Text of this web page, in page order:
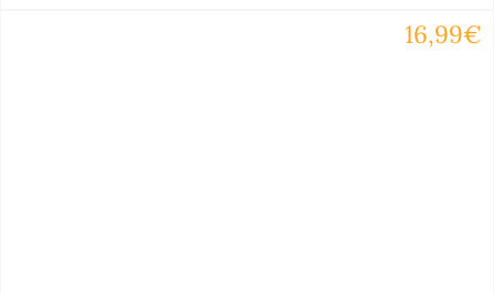
16,99€